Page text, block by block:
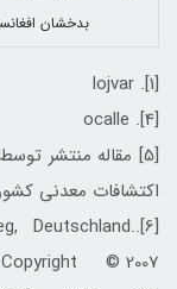
بدخشان
[1]. lojvar
[4]. ocalle
[5] مقاله منتشر
اكتشافات معدني
Deutschland.
© 2007